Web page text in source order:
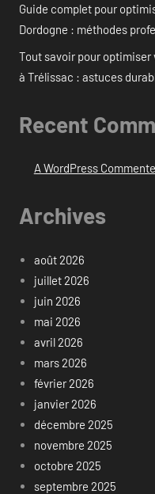
Guide complet pour
Dordogne : méthodes
Tout savoir pour optimiser
à Trélissac : astuces
Recent
A WordPress
Archives
août 2026
juillet 2026
juin 2026
mai 2026
avril 2026
mars 2026
février 2026
janvier 2026
décembre 2025
novembre 2025
octobre 2025
septembre 2025